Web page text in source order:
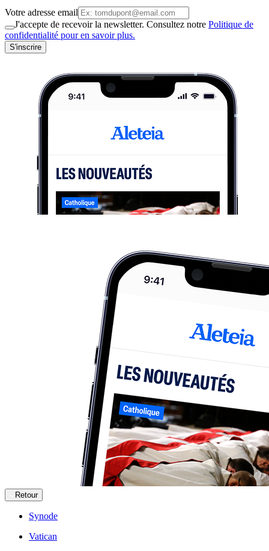
Votre adresse email
J'accepte de recevoir la newsletter. Consultez notre Politique de
confidentialité pour en savoir plus.
S'inscrire
Retour
Synode
Vatican